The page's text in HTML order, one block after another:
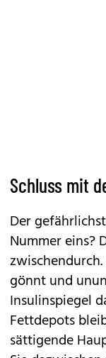
Schluss mit
Der
Nummer eins?
gönnt und
Insulinspiegel
Fettdepots
sättigende